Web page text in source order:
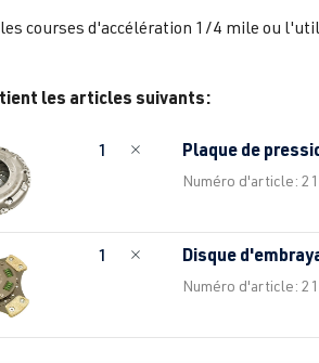
courses d'accélération 1/4 mile ou
les articles suivants:
1 Plaque de
Numéro d'article:
1 Disque
Numéro d'article: